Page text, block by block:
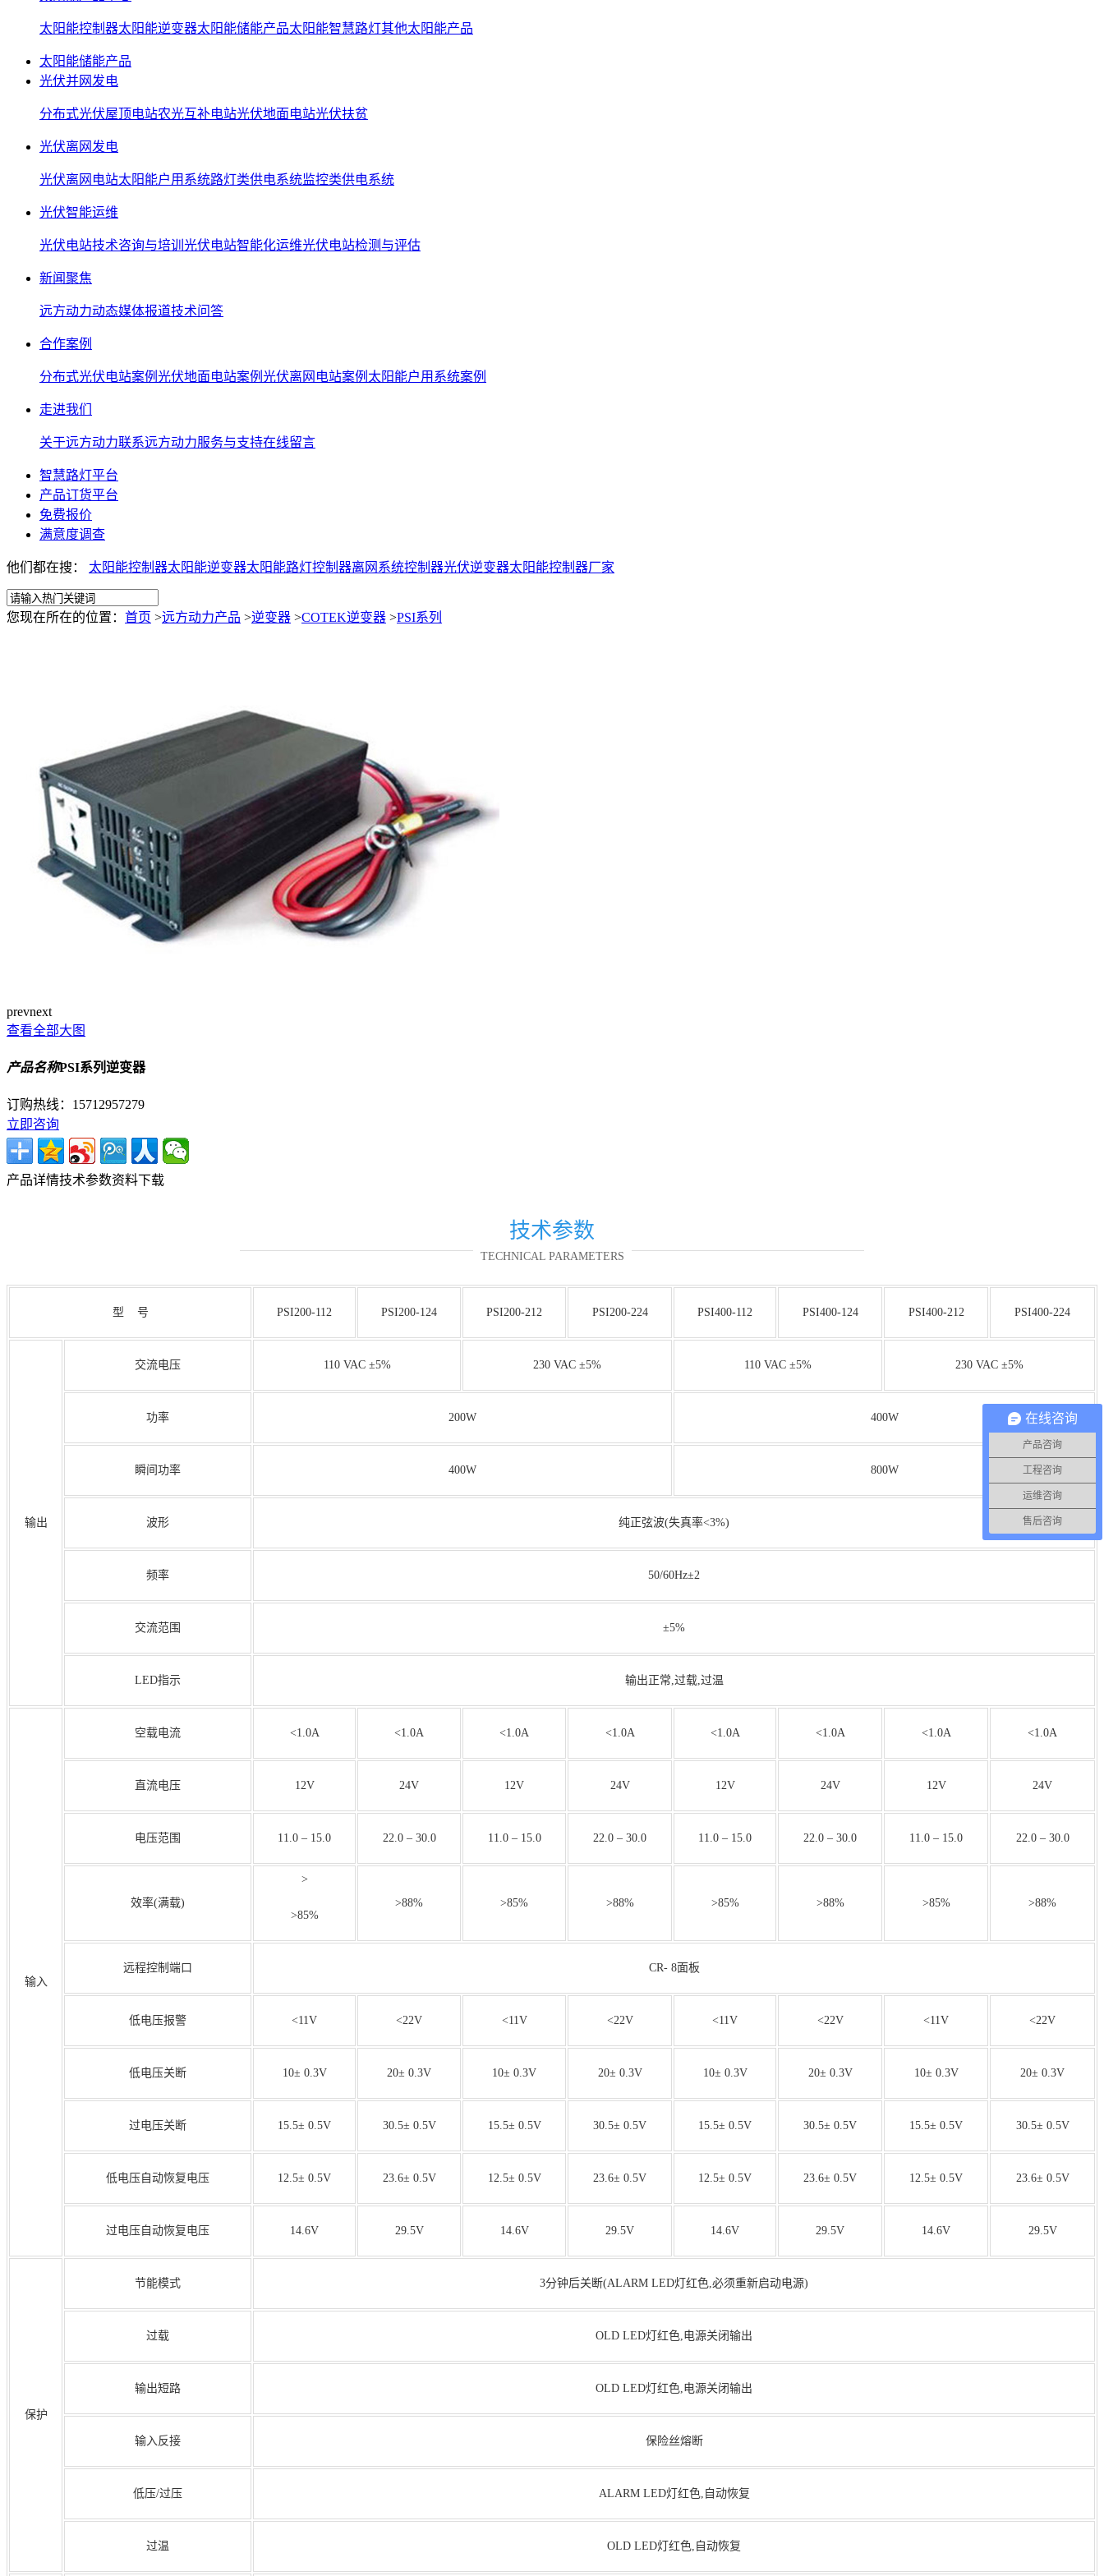
太阳能控制器太阳能逆变器太阳能储能产品太阳能智慧路灯其他太阳能产品
太阳能储能产品
光伏并网发电
分布式光伏屋顶电站农光互补电站光伏地面电站光伏扶贫
光伏离网发电
光伏离网电站太阳能户用系统路灯类供电系统监控类供电系统
光伏智能运维
光伏电站技术咨询与培训 光伏电站智能化运维光伏电站检测与评估
新闻聚焦
远方动力动态媒体报道技术问答
合作案例
分布式光伏电站案例 光伏地面电站案例 光伏离网电站案例 太阳能户用系统案例
走进我们
关于远方动力联系远方动力服务与支持在线留言
智慧路灯平台
产品订货平台
免费报价
满意度调查
他们都在搜： 太阳能控制器太阳能逆变器太阳能路灯控制器离网系统控制器光伏逆变器太阳能控制器厂家
您现在所在的位置： 首页 >远方动力产品 >逆变器 >COTEK逆变器 >PSI系列
prevnext
查看全部大图
产品名称PSI系列逆变器
订购热线： 15712957279
立即咨询
产品详情技术参数资料下载
技术参数
TECHNICAL PARAMETERS
型 号 PSI200-112 PSI200-124 PSI200-212 PSI200-224 PSI400-112 PSI400-124 PSI400-212 PSI400-224
输出
交流电压 110 VAC ±5% 230 VAC ±5% 110 VAC ±5% 230 VAC ±5%
功率 200W 400W
瞬间功率 400W 800W
波形 纯正弦波(失真率<3%)
频率 50/60Hz±2
交流范围 ±5%
LED指示 输出正常,过载,过温
输入
空载电流 <1.0A <1.0A <1.0A <1.0A <1.0A <1.0A <1.0A <1.0A
直流电压 12V 24V 12V 24V 12V 24V 12V 24V
电压范围 11.0 – 15.0 22.0 – 30.0 11.0 – 15.0 22.0 – 30.0 11.0 – 15.0 22.0 – 30.0 11.0 – 15.0 22.0 – 30.0
效率(满载)
>
>85%
>88% >85% >88% >85% >88% >85% >88%
远程控制端口 CR- 8面板
低电压报警 <11V <22V <11V <22V <11V <22V <11V <22V
低电压关断 10± 0.3V 20± 0.3V 10± 0.3V 20± 0.3V 10± 0.3V 20± 0.3V 10± 0.3V 20± 0.3V
过电压关断 15.5± 0.5V 30.5± 0.5V 15.5± 0.5V 30.5± 0.5V 15.5± 0.5V 30.5± 0.5V 15.5± 0.5V 30.5± 0.5V
低电压自动恢复电压 12.5± 0.5V 23.6± 0.5V 12.5± 0.5V 23.6± 0.5V 12.5± 0.5V 23.6± 0.5V 12.5± 0.5V 23.6± 0.5V
过电压自动恢复电压 14.6V 29.5V 14.6V 29.5V 14.6V 29.5V 14.6V 29.5V
保护
节能模式 3分钟后关断(ALARM LED灯红色,必须重新启动电源)
过载 OLD LED灯红色,电源关闭输出
输出短路 OLD LED灯红色,电源关闭输出
输入反接 保险丝熔断
低压/过压 ALARM LED灯红色,自动恢复
过温 OLD LED灯红色,自动恢复
在线咨询
产品咨询
工程咨询
运维咨询
售后咨询